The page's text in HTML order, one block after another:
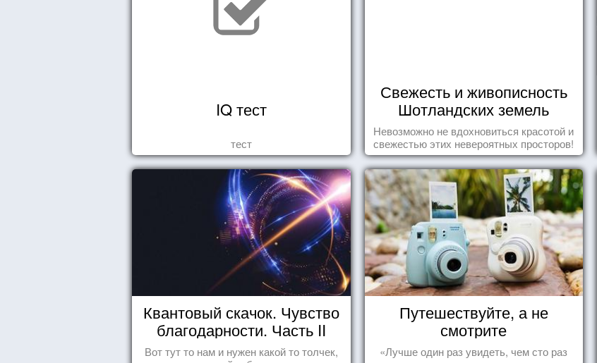
IQ тест
тест
Свежесть и живописность
Шотландских земель
Невозможно не вдохновиться красотой и
свежестью этих невероятных просторов!
Квантовый скачок. Чувство
благодарности. Часть II
Вот тут то нам и нужен какой то толчек,
Путешествуйте, а не
смотрите
«Лучше один раз увидеть, чем сто раз